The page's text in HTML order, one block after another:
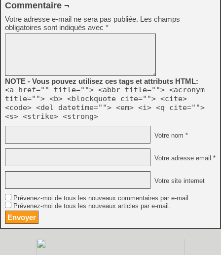
Commentaire ¬
Votre adresse e-mail ne sera pas publiée. Les champs
obligatoires sont indiqués avec *
NOTE - Vous pouvez utilisez ces tags et attributs HTML:
<a href="" title=""> <abbr title=""> <acronym
title=""> <b> <blockquote cite=""> <cite>
<code> <del datetime=""> <em> <i> <q cite="">
<s> <strike> <strong>
Votre nom *
Votre adresse email *
Votre site internet
Prévenez-moi de tous les nouveaux commentaires par e-mail.
Prévenez-moi de tous les nouveaux articles par e-mail.